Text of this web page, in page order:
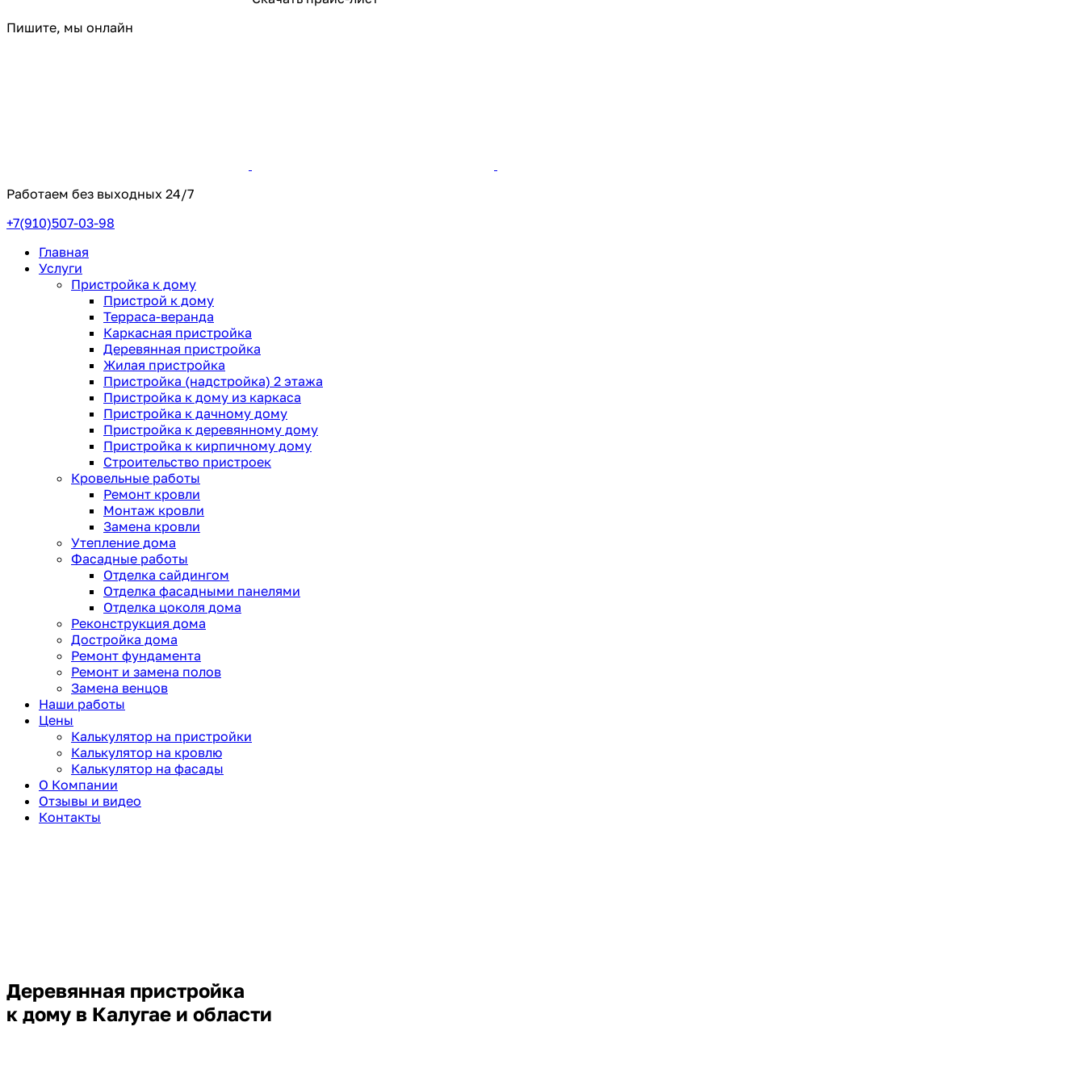
Пишите, мы онлайн
Работаем без выходных 24/7
+7(910)507-03-98
Главная
Услуги
Пристройка к дому
Пристрой к дому
Терраса-веранда
Каркасная пристройка
Деревянная пристройка
Жилая пристройка
Пристройка (надстройка) 2 этажа
Пристройка к дому из каркаса
Пристройка к дачному дому
Пристройка к деревянному дому
Пристройка к кирпичному дому
Строительство пристроек
Кровельные работы
Ремонт кровли
Монтаж кровли
Замена кровли
Утепление дома
Фасадные работы
Отделка сайдингом
Отделка фасадными панелями
Отделка цоколя дома
Реконструкция дома
Достройка дома
Ремонт фундамента
Ремонт и замена полов
Замена венцов
Наши работы
Цены
Калькулятор на пристройки
Калькулятор на кровлю
Калькулятор на фасады
О Компании
Отзывы и видео
Контакты
Деревянная пристройка
к дому в Калугае и области